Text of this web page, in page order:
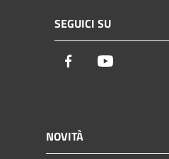
SEGUICI SU
Facebook
NOVITÀ